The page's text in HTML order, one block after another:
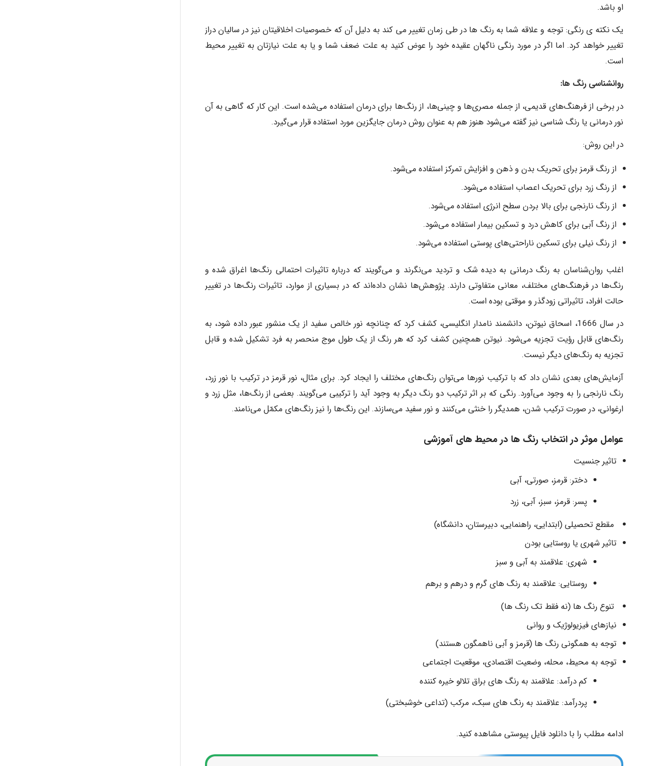
او باشد.
یک نکته ی رنگی: توجه و علاقه شما به رنگ ها در طی زمان تغییر می کند به دلیل آن که خصوصیات اخلاقیتان نیز در سالیان دراز
تغییر خواهد کرد. اما اگر در مورد رنگی ناگهان عقیده خود را عوض کنید به علت ضعف شما و یا به علت نیازتان به تغییر محیط
است.
روانشناسی رنگ ها:
در برخی از فرهنگ‌های قدیمی، از جمله مصری‌ها و چینی‌ها، از رنگ‌ها برای درمان استفاده می‌شده است. این کار که گاهی به آن
نور درمانی یا رنگ شناسی نیز گفته می‌شود هنوز هم به عنوان روش درمان جایگزین مورد استفاده قرار می‌گیرد.
در این روش:
از رنگ قرمز برای تحریک بدن و ذهن و افزایش تمرکز استفاده می‌شود.
از رنگ زرد برای تحریک اعصاب استفاده می‌شود.
از رنگ نارنجی برای بالا بردن سطح انرژی استفاده می‌شود.
از رنگ آبی برای کاهش درد و تسکین بیمار استفاده می‌شود.
از رنگ نیلی برای تسکین ناراحتی‌های پوستی استفاده می‌شود.
اغلب روان‌شناسان به رنگ درمانی به دیده شک و تردید می‌نگرند و می‌گویند که درباره تاثیرات احتمالی رنگ‌ها اغراق شده و
رنگ‌ها در فرهنگ‌های مختلف، معانی متفاوتی دارند. پژوهش‌ها نشان داده‌اند که در بسیاری از موارد، تاثیرات رنگ‌ها در تغییر
حالت افراد، تاثیراتی زودگذر و موقتی بوده است.
در سال 1666، اسحاق نیوتن، دانشمند نامدار انگلیسی، کشف کرد که چنانچه نور خالص سفید از یک منشور عبور داده شود، به
رنگ‌های قابل رؤیت تجزیه می‌شود. نیوتن همچنین کشف کرد که هر رنگ از یک طول موج منحصر به فرد تشکیل شده و قابل
تجزیه به رنگ‌های دیگر نیست.
آزمایش‌های بعدی نشان داد که با ترکیب نورها می‌توان رنگ‌های مختلف را ایجاد کرد. برای مثال، نور قرمز در ترکیب با نور زرد،
رنگ نارنجی را به وجود می‌آورد. رنگی که بر اثر ترکیب دو رنگ دیگر به وجود آید را ترکیبی می‌گویند. بعضی از رنگ‌ها، مثل زرد و
ارغوانی، در صورت ترکیب شدن، همدیگر را خنثی می‌کنند و نور سفید می‌سازند. این رنگ‌ها را نیز رنگ‌های مکمّل می‌نامند.
عوامل موثر در انتخاب رنگ ها در محیط های آموزشی
تاثیر جنسیت
دختر: قرمز، صورتی، آبی
پسر: قرمز، سبز، آبی، زرد
مقطع تحصیلی (ابتدایی، راهنمایی، دبیرستان، دانشگاه)
تاثیر شهری یا روستایی بودن
شهری: علاقمند به آبی و سبز
روستایی: علاقمند به رنگ های گرم و درهم و برهم
تنوع رنگ ها (نه فقط تک رنگ ها)
نیازهای فیزیولوژیک و روانی
توجه به همگونی رنگ ها (قرمز و آبی ناهمگون هستند)
توجه به محیط، محله، وضعیت اقتصادی، موقعیت اجتماعی
کم درآمد: علاقمند به رنگ های براق تلالو خیره کننده
پردرآمد: علاقمند به رنگ های سبک، مرکب (تداعی خوشبختی)
ادامه مطلب را با دانلود فایل پیوستی مشاهده کنید.